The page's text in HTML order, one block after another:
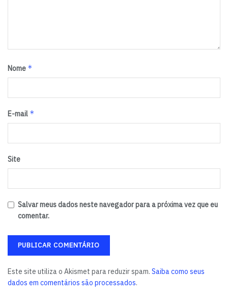
Nome *
E-mail *
Site
Salvar meus dados neste navegador para a próxima vez que eu
comentar.
Este site utiliza o Akismet para reduzir spam. Saiba como seus
dados em comentários são processados.